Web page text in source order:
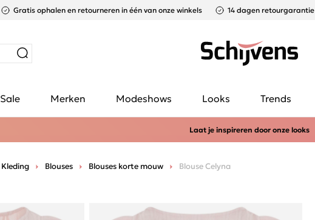
Gratis ophalen en retourneren in één van onze winkels 14 dagen retourgarantie
Sale Merken Modeshows Looks Trends
Laat je inspireren door onze looks
Kleding Blouses Blouses korte mouw Blouse Celyna